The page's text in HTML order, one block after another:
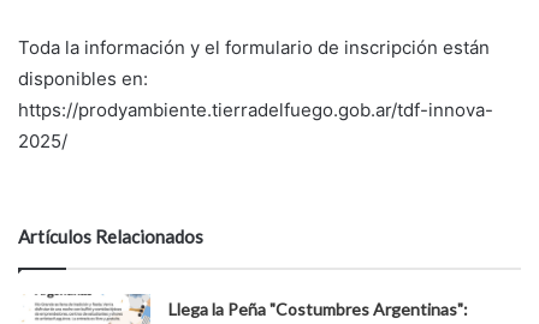
Toda la información y el formulario de inscripción están
disponibles en:
https://prodyambiente.tierradelfuego.gob.ar/tdf-innova-
2025/
Artículos Relacionados
Llega la Peña "Costumbres Argentinas":